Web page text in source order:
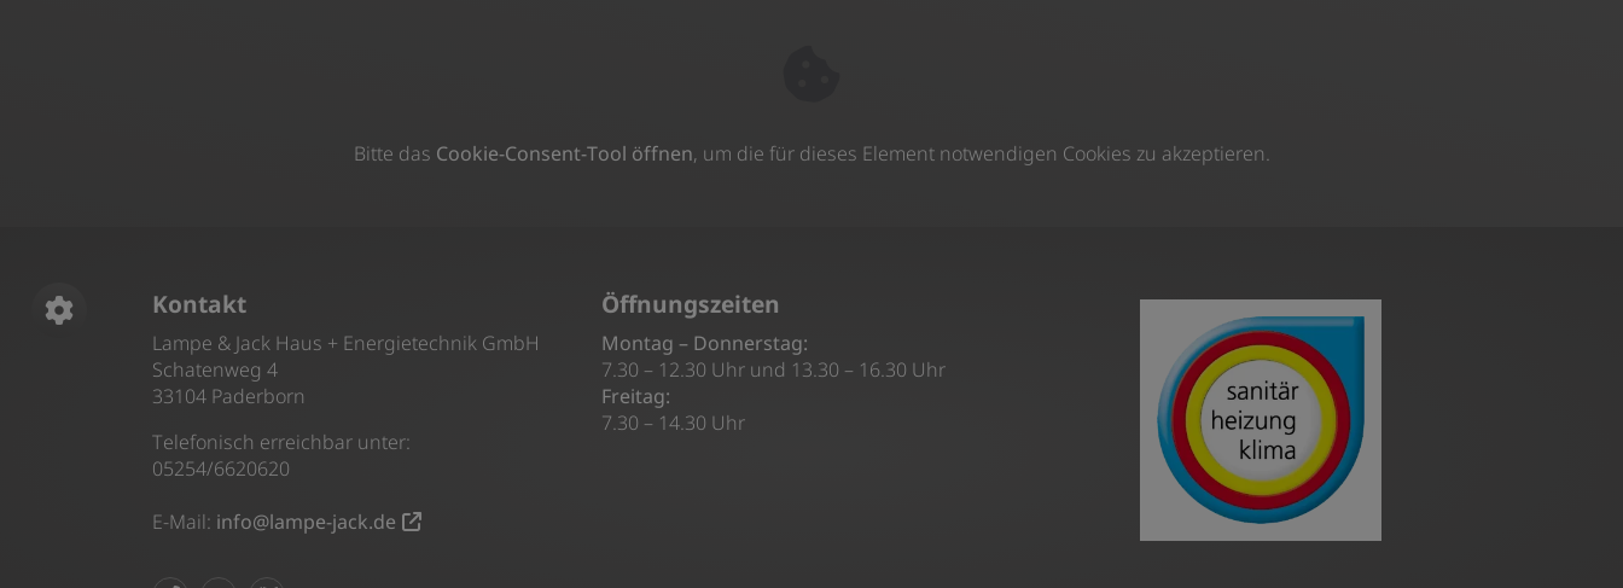
Bitte das Cookie-Consent-Tool öffnen, um die für dieses Element notwendigen Cookies zu akzeptieren.
Footer - Kontaktdaten und Öffnungszeiten
Kontakt
Lampe & Jack Haus + Energietechnik GmbH
Schatenweg 4
33104 Paderborn
Telefonisch erreichbar unter:
05254/6620620
E-Mail: info@lampe-jack.de
Öffnungszeiten
Montag – Donnerstag:
7.30 – 12.30 Uhr und 13.30 – 16.30 Uhr
Freitag:
7.30 – 14.30 Uhr